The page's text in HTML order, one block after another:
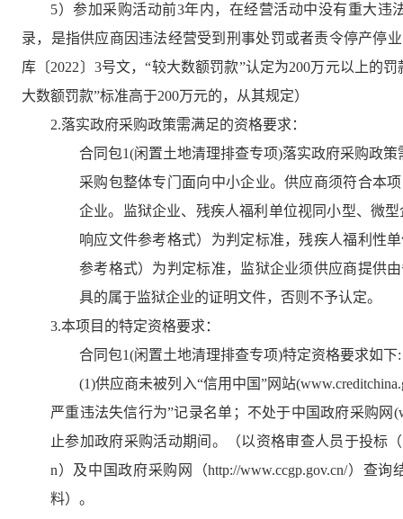
5）参加采购活动前3年内，在经营活动中没有重大
录，是指供应商因违法经营受到刑事处罚或者责令停产停
库〔2022〕3号文，“较大数额罚款”认定为200万元以上的
大数额罚款”标准高于200万元的，从其规定）
2.落实政府采购政策需满足的资格要求：
合同包1(闲置土地清理排查专项)落实政府采购政
采购包整体专门面向中小企业。供应商须符合本
企业。监狱企业、残疾人福利单位视同小型、微
响应文件参考格式）为判定标准，残疾人福利性
参考格式）为判定标准，监狱企业须供应商提供
具的属于监狱企业的证明文件，否则不予认定。
3.本项目的特定资格要求：
合同包1(闲置土地清理排查专项)特定资格要求如下:
(1)供应商未被列入“信用中国”网站
严重违法失信行为”记录名单；不处于中国政府采购网
止参加政府采购活动期间。（以资格审查人员于投标
n）及中国政府采购网（http://www.ccgp.gov.cn/）查
料）。